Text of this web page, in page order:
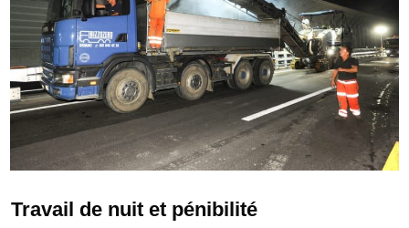
Travail de nuit et pénibilité